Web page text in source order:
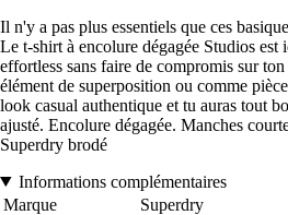
Il n'y a pas plus essentiels que ces
Le t-shirt à encolure dégagée Studios
effortless sans faire de compromis sur
élément de superposition ou comme
look casual authentique et tu auras tout
ajusté. Encolure dégagée. Manches
Superdry brodé
Informations complémentaires
Marque
Superdry